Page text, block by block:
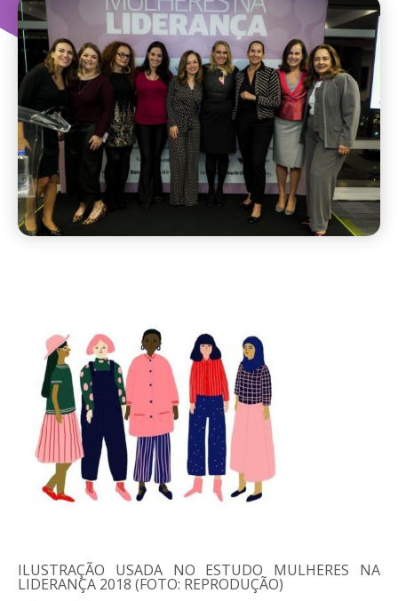
ILUSTRAÇÃO USADA NO ESTUDO MULHERES NA
LIDERANÇA 2018 (FOTO: REPRODUÇÃO)